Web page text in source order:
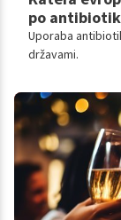
po
Uporaba
državami.